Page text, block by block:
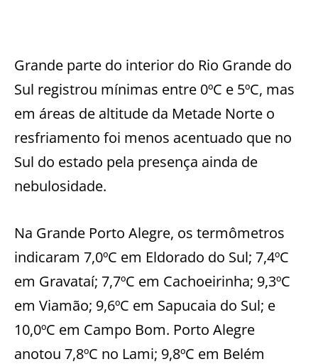
Grande parte do interior do Rio Grande do
Sul registrou mínimas entre 0ºC e 5ºC, mas
em áreas de altitude da Metade Norte o
resfriamento foi menos acentuado que no
Sul do estado pela presença ainda de
nebulosidade.
Na Grande Porto Alegre, os termômetros
indicaram 7,0ºC em Eldorado do Sul; 7,4ºC
em Gravataí; 7,7ºC em Cachoeirinha; 9,3ºC
em Viamão; 9,6ºC em Sapucaia do Sul; e
10,0ºC em Campo Bom. Porto Alegre
anotou 7,8ºC no Lami; 9,8ºC em Belém